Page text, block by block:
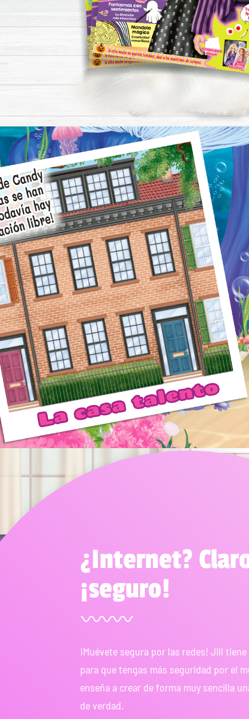
¿Internet?
¡seguro!
¡Muévete segura por las redes! Jill
para que tengas más seguridad por el
enseña a crear de forma muy sencilla
de verdad.